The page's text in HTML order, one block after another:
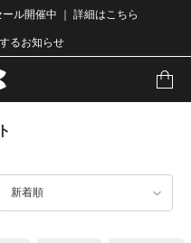
ル開催中 ｜ 詳細はこちら
るお知らせ
新着順